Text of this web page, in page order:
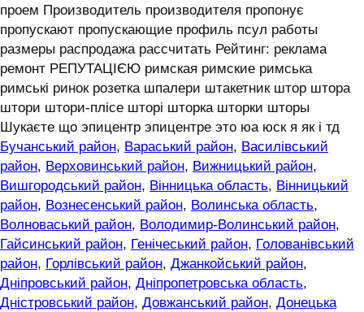
проем Производитель производителя пропонує
пропускают пропускающие профиль псул работы
размеры распродажа рассчитать Рейтинг: реклама
ремонт РЕПУТАЦІЄЮ римская римские римська
римські ринок розетка шпалери штакетник штор штора
штори штори-плісе шторі шторка шторки шторы
Шукаєте що эпицентр эпицентре это юа юск я як і тд
Бучанський район, Вараський район, Василівський
район, Верховинський район, Вижницький район,
Вишгородський район, Вінницька область, Вінницький
район, Вознесенський район, Волинська область,
Волноваський район, Володимир-Волинський район,
Гайсинський район, Генічеський район, Голованівський
район, Горлівський район, Джанкойський район,
Дніпровський район, Дніпропетровська область,
Дністровський район, Довжанський район, Донецька